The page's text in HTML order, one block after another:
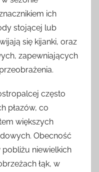
ich
stojącej lub
się kijanki, oraz
zapewniających
często
płazów, co
większych
Obecność
niewielkich
łąk, w